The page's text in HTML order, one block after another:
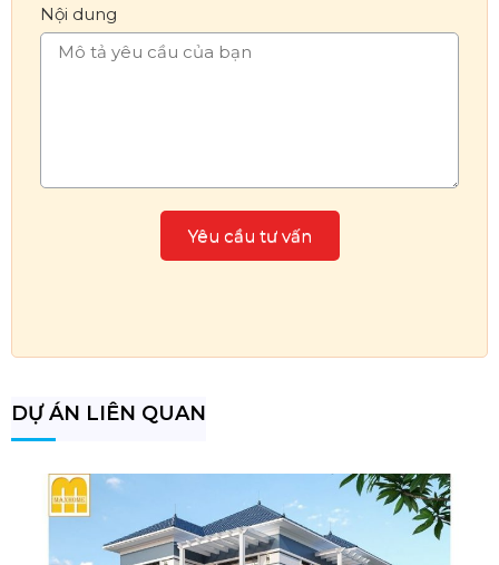
Nội dung
DỰ ÁN LIÊN QUAN